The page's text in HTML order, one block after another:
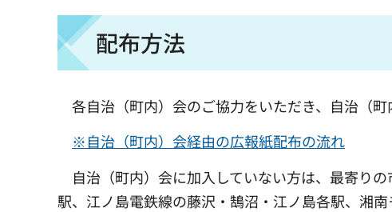
配布方法
各自治（町内）会のご協力をいただき、自治（町
※自治（町内）会経由の広報紙配布の流れ
自治（町内）会に加入していない方は、最寄り
駅、江ノ島電鉄線の藤沢・鵠沼・江ノ島各駅、湘